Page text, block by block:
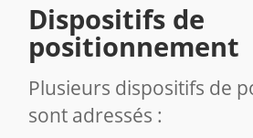
Dispositifs de
positionnement
Plusieurs dispositifs de
sont adressés :